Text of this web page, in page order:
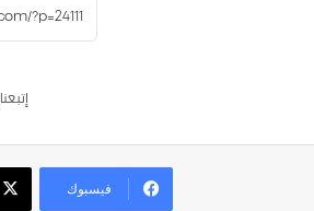
إتبعنا
فيسبوك